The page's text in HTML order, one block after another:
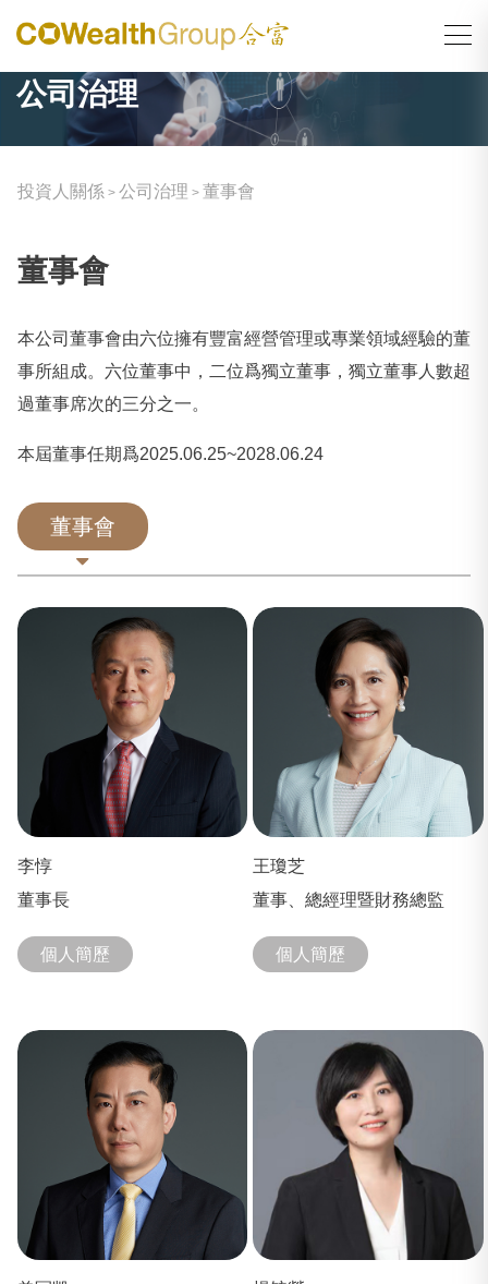
公司治理
投資人關係 > 公司治理 > 董事會
董事會
本公司董事會由六位擁有豐富經營管理或專業領域經驗的董
事所組成。六位董事中，二位爲獨立董事，獨立董事人數超
過董事席次的三分之一。
本屆董事任期爲2025.06.25~2028.06.24
董事會
李惇
董事長
個人簡歷
王瓊芝
董事、總經理暨財務總監
個人簡歷